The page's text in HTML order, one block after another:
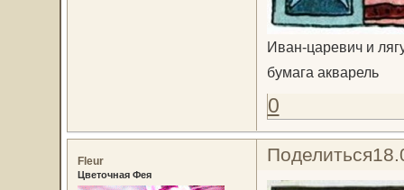
Иван-царевич и
бумага акварель
0
Поделиться
Fleur
Цветочная Фея